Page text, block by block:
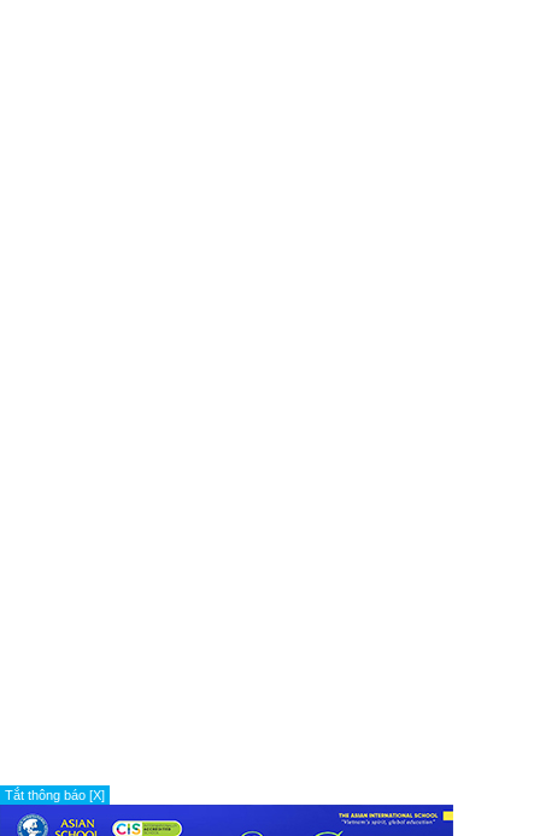
Tắt thông báo [X]